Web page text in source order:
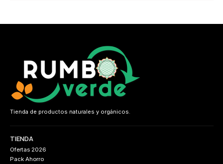
Tienda de productos naturales y orgánicos.
TIENDA
Ofertas 2026
Pack Ahorro